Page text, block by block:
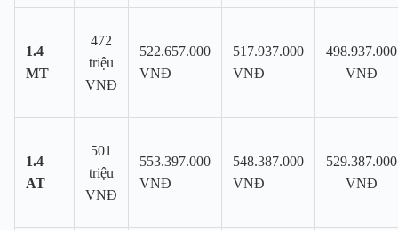
1.4
MT
472
triệu
VNĐ
522.657.000
VNĐ
517.937.000
VNĐ
498.937.000
VNĐ
1.4
AT
501
triệu
VNĐ
553.397.000
VNĐ
548.387.000
VNĐ
529.387.000
VNĐ